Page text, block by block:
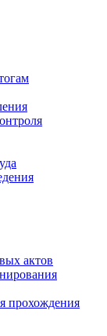
актов
прохождения